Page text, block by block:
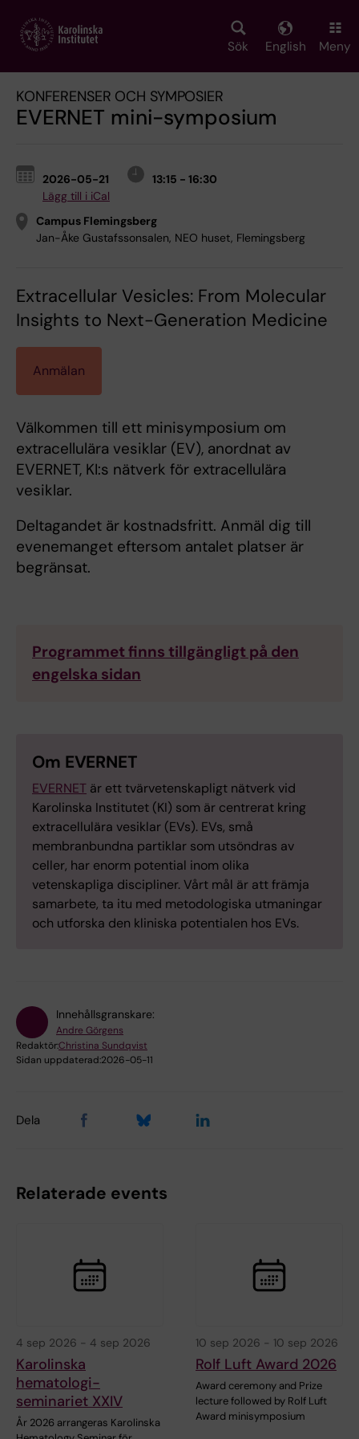
main
Sök English Meny
KONFERENSER OCH SYMPOSIER
EVERNET mini-symposium
2026-05-21
13:15 - 16:30
Lägg till i iCal
Campus Flemingsberg
Jan-Åke Gustafssonsalen, NEO huset, Flemingsberg
Extracellular Vesicles: From Molecular
Insights to Next-Generation Medicine
Anmälan
Välkommen till ett minisymposium om
extracellulära vesiklar (EV), anordnat av
EVERNET, KI:s nätverk för extracellulära
vesiklar.
Deltagandet är kostnadsfritt. Anmäl dig till
evenemanget eftersom antalet platser är
begränsat.
Programmet finns tillgängligt på den
engelska sidan
Om EVERNET
EVERNET är ett tvärvetenskapligt nätverk vid
Karolinska Institutet (KI) som är centrerat kring
extracellulära vesiklar (EVs). EVs, små
membranbundna partiklar som utsöndras av
celler, har enorm potential inom olika
vetenskapliga discipliner. Vårt mål är att främja
samarbete, ta itu med metodologiska utmaningar
och utforska den kliniska potentialen hos EVs.
Innehållsgranskare:
Andre Görgens
Redaktör:Christina Sundqvist
Sidan uppdaterad:2026-05-11
Dela
Relaterade events
4 sep 2026 - 4 sep 2026
Karolinska
hematologi-
seminariet XXIV
År 2026 arrangeras Karolinska
10 sep 2026 - 10 sep 2026
Rolf Luft Award 2026
Award ceremony and Prize
lecture followed by Rolf Luft
Award minisymposium